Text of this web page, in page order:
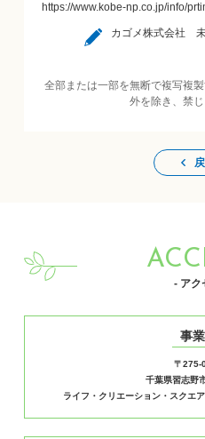
https://www.kobe-np.co.jp/info/
カゴメ株式会社
全部または一部を無断で複写複
外を除き、禁
- アク
事
〒275-
千葉県習志野
ライフ・クリエーション・スクエ